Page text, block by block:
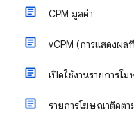
CPM มูลค่า
vCPM (การแสดงผล
เปิดใช้งานรายการโ
รายการโฆษณาติดตา